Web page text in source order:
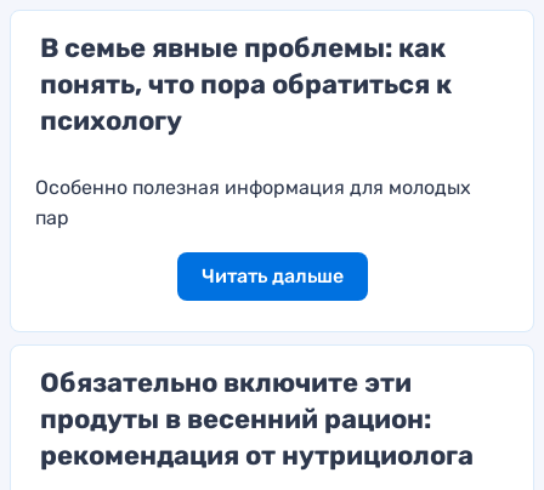
В семье явные проблемы: как
понять, что пора обратиться к
психологу
Особенно полезная информация для молодых
пар
Читать дальше
Обязательно включите эти
продуты в весенний рацион:
рекомендация от нутрициолога